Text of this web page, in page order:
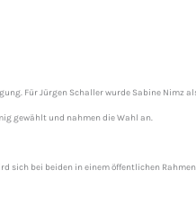
Für Jürgen Schaller wurde Sabine Nimz
gewählt und nahmen die Wahl an.
sich bei beiden in einem öffentlichen